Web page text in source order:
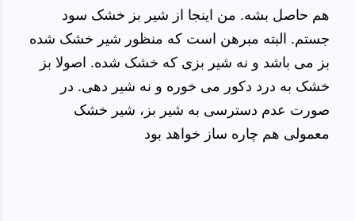
هم حاصل بشه. من اینجا از شیر بز خشک سود
جستم. البته مبرهن است که منظور شیر خشک شده
بز می باشد و نه شیر بزی که خشک شده. اصولا بز
خشک به درد دکور می خوره و نه شیر دهی. در
صورت عدم دسترسی به شیر بز، شیر خشک
معمولی هم چاره ساز خواهد بود